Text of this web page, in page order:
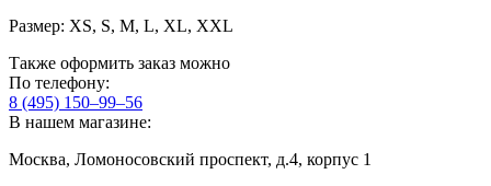
Размер: XS, S, M, L, XL, XXL
Также оформить заказ можно
По телефону:
8 (495) 150–99–56
В нашем магазине:
Москва, Ломоносовский проспект, д.4, корпус 1